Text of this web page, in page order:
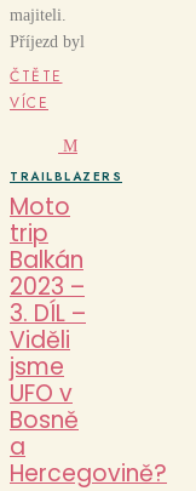
majiteli.
Příjezd byl
ČTĚTE
VÍCE
M
TRAILBLAZERS
Moto
trip
Balkán
2023 –
3. DÍL –
Viděli
jsme
UFO v
Bosně
a
Hercegovině?